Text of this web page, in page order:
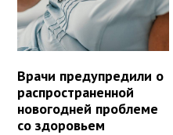
Врачи предупредили о
распространенной
новогодней проблеме
со здоровьем